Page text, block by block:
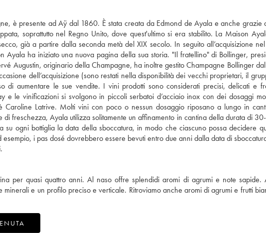
è presente ad Aÿ dal 1860. È stata creata da Edmond de Ayala e anche grazie
soprattutto nel Regno Unito, dove quest'ultimo si era stabilito. La Maison
già a partire dalla seconda metà del XIX secolo. In seguito all’acquisizione
ha iniziato una nuova pagina della sua storia. "Il fratellino" di Bollinger,
Augustin, originario della Champagne, ha inoltre gestito Champagne Bollinger
dell’acquisizione (sono restati nella disponibilità dei vecchi proprietari, il
di aumentare le sue vendite. I vini prodotti sono considerati precisi, delicati e
e le vinificazioni si svolgono in piccoli serbatoi d’acciaio inox con dei dosaggi
Caroline Latrive. Molti vini con poco o nessun dosaggio riposano a lungo in
freschezza, Ayala utilizza solitamente un affinamento in cantina della durata di
ogni bottiglia la data della sboccatura, in modo che ciascuno possa decidere
i pas dosé dovrebbero essere bevuti entro due anni dalla data di
per quasi quattro anni. Al naso offre splendidi aromi di agrumi e note sapide.
e un profilo preciso e verticale. Ritroviamo anche aromi di agrumi e frutti